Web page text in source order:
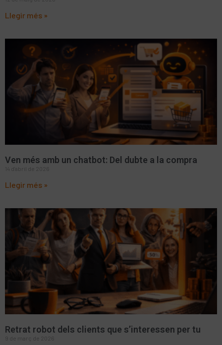
Llegir més »
Ven més amb un chatbot: Del dubte a la compra
14 d'abril de 2026
Llegir més »
Retrat robot dels clients que s’interessen per tu
9 de març de 2026